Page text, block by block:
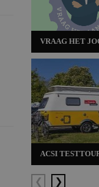
VRAAG HET
ACSI